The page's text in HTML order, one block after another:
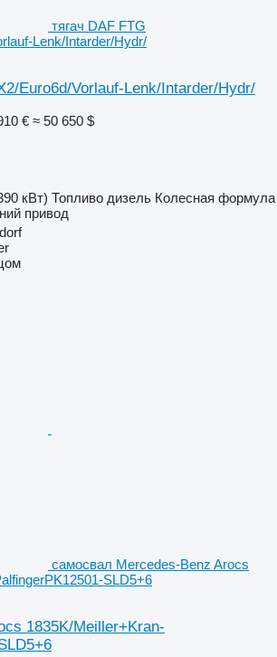
тягач DAF FTG
Lenk/Intarder/Hydr/
Euro6d/Vorlauf-Lenk/Intarder/Hydr/
€ ≈ 50 650 $
кВт) Топливо дизель Колесная формула
привод
самосвал Mercedes-Benz Arocs
SLD5+6
1835K/Meiller+Kran-